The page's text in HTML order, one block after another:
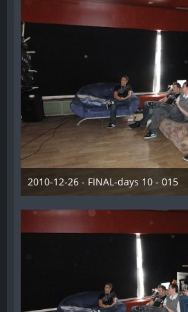
2010-12-26 - FINAL-days 10 - 015
28. Dezember 2012